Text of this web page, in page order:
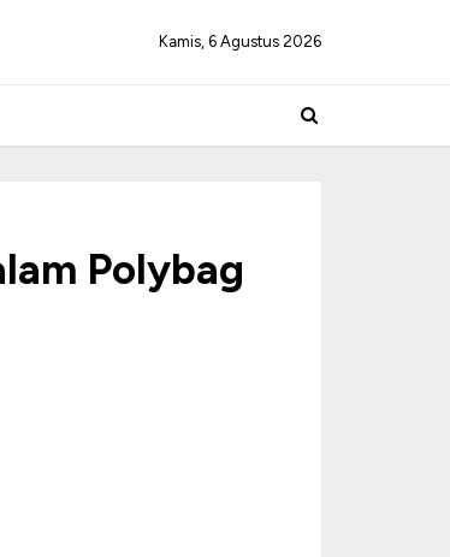
Kamis, 6 Agustus 2026
Polybag